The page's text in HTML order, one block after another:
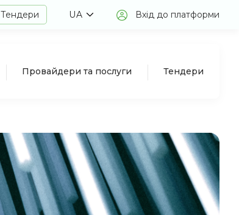
Тендери UA Вхід до платформи
Провайдери та послуги Тендери